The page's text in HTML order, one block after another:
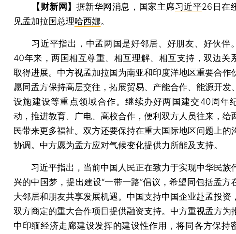
【财新网】 据新华网消息，国家主席习近平26日在
见孟加拉国总理哈西娜。
习近平指出，中孟两国是好邻居、好朋友、好伙伴
40年来，两国相互尊重、相互理解、相互支持，双边关
取得进展。中方视孟加拉国为南亚和印度洋地区重要合作
愿同孟方保持高层交往，拓展贸易、产能合作、能源开发
设施建设等重点领域合作。继续办好两国建交40周年
动，推进教育、广电、高校合作，便利双方人员往来，给
民带来更多福祉。双方还要保持在重大国际地区问题上的
协调。中方愿为孟方应对气候变化提供力所能及支持。
习近平指出，当前中国人民正在致力于实现中华民族
兴的中国梦，提出建设“一带一路”倡议，希望同包括孟方
大邻居和朋友共享发展机遇。中国支持中国企业赴孟投资
双方商定的重大合作项目提供融资支持。中方重视孟方为
中印缅经济走廊建设发挥的建设性作用，将同各方保持